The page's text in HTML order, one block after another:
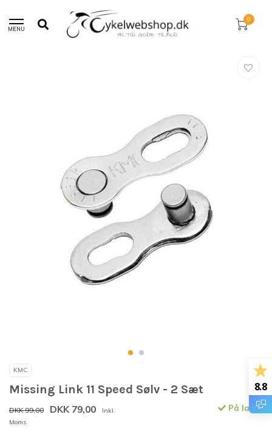
MENU
0
30 dages returret!
Hjem / Missing Link 11 Speed Sølv - 2 Sæt
KMC
Missing Link 11 Speed Sølv - 2 Sæt
DKK 99,00 DKK 79,00
Inkl.
Moms
På lager
8.8